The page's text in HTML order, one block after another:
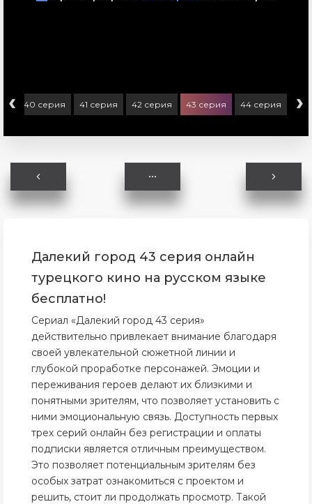
‹ 40 серия 41 серия 42 серия 43 серия 44 серия 45
›
Далекий город 43 серия онлайн
турецкого кино на русском языке
бесплатно!
Сериал «Далекий город 43 серия»
действительно привлекает внимание благодаря
своей увлекательной сюжетной линии и
глубокой проработке персонажей. Эмоции и
переживания героев делают их близкими и
понятными зрителям, что позволяет установить с
ними эмоциональную связь. Доступность первых
трех серий онлайн без регистрации и оплаты
подписки является отличным преимуществом.
Это позволяет потенциальным зрителям без
особых затрат ознакомиться с проектом и
решить, стоит ли продолжать просмотр. Такой